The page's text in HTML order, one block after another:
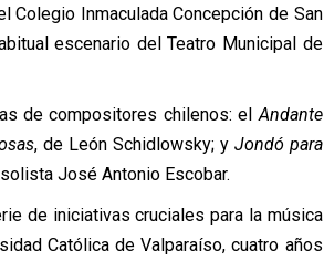
Inmaculada Concepción de San
escenario del Teatro Municipal de
de compositores chilenos: elAndante
, de León Schidlowsky; y Jondó para
José Antonio Escobar.
de iniciativas cruciales para la música
Católica de Valparaíso, cuatro años